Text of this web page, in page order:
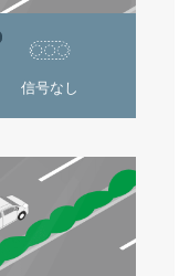
信号なし